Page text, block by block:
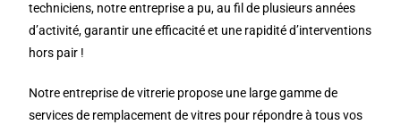
techniciens, notre entreprise a pu, au fil de plusieurs années
d’activité, garantir une efficacité et une rapidité d’interventions
hors pair !
Notre entreprise de vitrerie propose une large gamme de
services de remplacement de vitres pour répondre à tous vos